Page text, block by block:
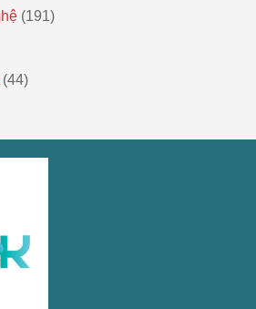
(191)
(44)